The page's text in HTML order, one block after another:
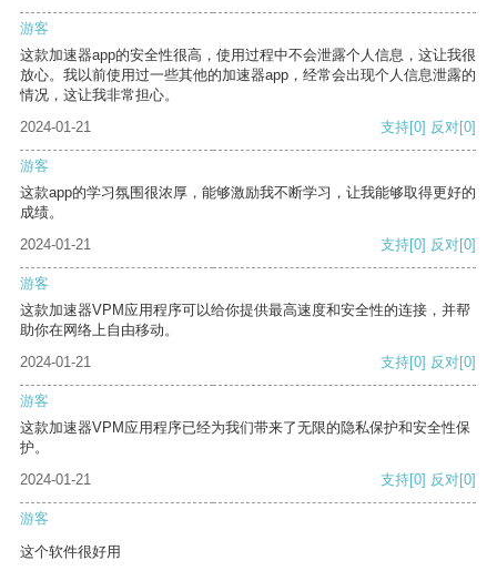
游客
这款加速器app的安全性很高，使用过程中不会泄露个人信息，这让我很
放心。我以前使用过一些其他的加速器app，经常会出现个人信息泄露的
情况，这让我非常担心。
2024-01-21
支持[0] 反对[0]
游客
这款app的学习氛围很浓厚，能够激励我不断学习，让我能够取得更好的
成绩。
2024-01-21
支持[0] 反对[0]
游客
这款加速器VPM应用程序可以给你提供最高速度和安全性的连接，并帮
助你在网络上自由移动。
2024-01-21
支持[0] 反对[0]
游客
这款加速器VPM应用程序已经为我们带来了无限的隐私保护和安全性保
护。
2024-01-21
支持[0] 反对[0]
游客
这个软件很好用